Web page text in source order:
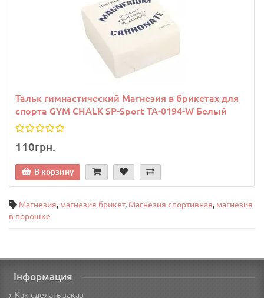
Тальк гимнастический Магнезия в брикетах для
спорта GYM CHALK SP-Sport TA-0194-W Белый
110грн.
В корзину
Магнезия, магнезия брикет, Магнезия спортивная, магнезия
в порошке
Інформация
Как сделать заказ